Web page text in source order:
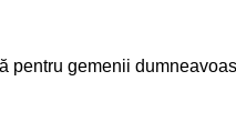
pentru gemenii